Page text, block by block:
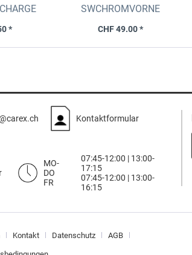
(1 Dosis)
*
vorneChrom glanz, 8x30cm
SWCHROMVORNE
CHF 49.00 *
Kontaktformular
MO-
DO
FR
07:45-12:00 | 13:00-
17:15
07:45-12:00 | 13:00-
16:15
Kontakt Datenschutz AGB